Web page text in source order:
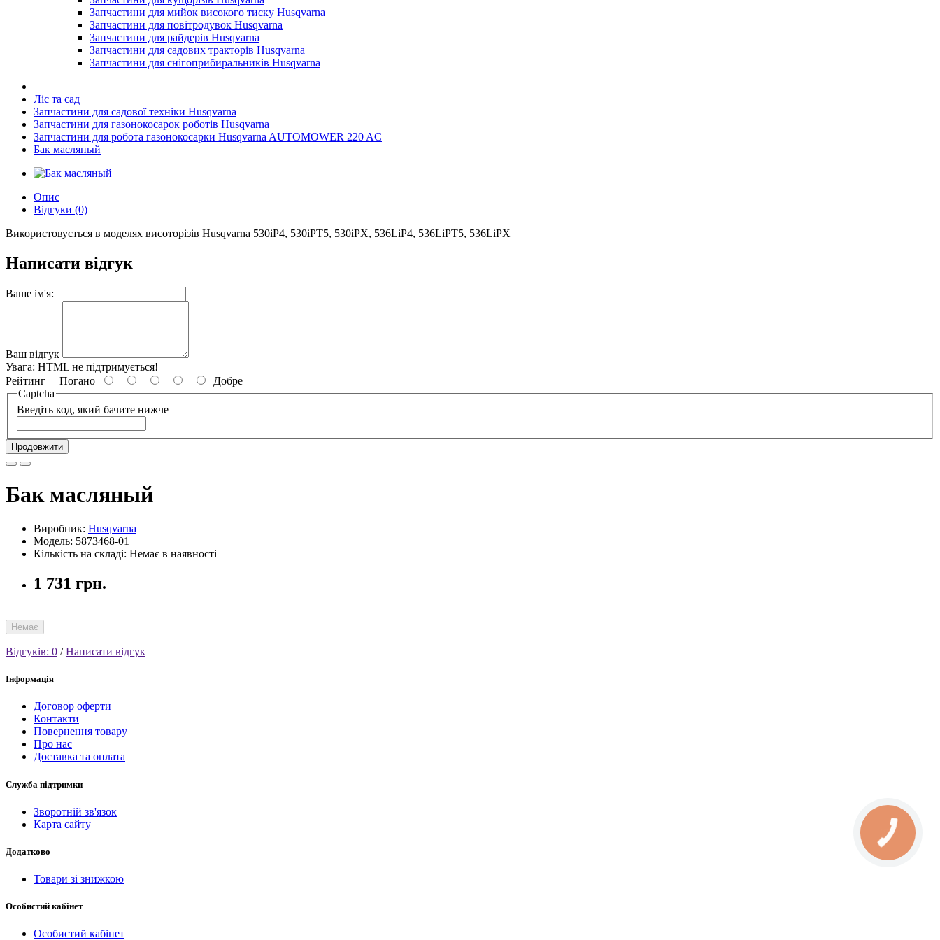
Запчастини для мийок високого тиску Husqvarna
Запчастини для повітродувок Husqvarna
Запчастини для райдерів Husqvarna
Запчастини для садових тракторів Husqvarna
Запчастини для снігоприбиральників Husqvarna
Ліс та сад
Запчастини для садової техніки Husqvarna
Запчастини для газонокосарок роботів Husqvarna
Запчастини для робота газонокосарки Husqvarna AUTOMOWER 220 AC
Бак масляный
Опис
Відгуки (0)
Використовується в моделях висоторізів Husqvarna 530iP4, 530iPT5, 530iPX, 536LiP4, 536LiPT5, 536LiPX
Написати відгук
Ваше ім'я:
Ваш відгук
Увага: HTML не підтримується!
Рейтинг Погано
Добре
Captcha
Введіть код, який бачите нижче
Продовжити
Бак масляный
Виробник: Husqvarna
Модель: 5873468-01
Кількість на складі: Немає в наявності
1 731 грн.
Немає
Відгуків: 0 /Написати відгук
Інформація
Договор оферти
Контакти
Повернення товару
Про нас
Доставка та оплата
Служба підтримки
Зворотній зв'язок
Карта сайту
Додатково
Товари зі знижкою
Особистий кабінет
Особистий кабінет